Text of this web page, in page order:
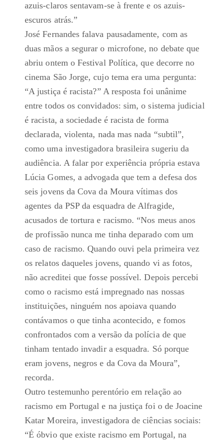
azuis-claros sentavam-se à frente e os azuis-
escuros atrás.”
José Fernandes falava pausadamente, com as
duas mãos a segurar o microfone, no debate que
abriu ontem o Festival Política, que decorre no
cinema São Jorge, cujo tema era uma pergunta:
“A justiça é racista?” A resposta foi unânime
entre todos os convidados: sim, o sistema judicial
é racista, a sociedade é racista de forma
declarada, violenta, nada mas nada “subtil”,
como uma investigadora brasileira sugeriu da
audiência. A falar por experiência própria estava
Lúcia Gomes, a advogada que tem a defesa dos
seis jovens da Cova da Moura vítimas dos
agentes da PSP da esquadra de Alfragide,
acusados de tortura e racismo. “Nos meus anos
de profissão nunca me tinha deparado com um
caso de racismo. Quando ouvi pela primeira vez
os relatos daqueles jovens, quando vi as fotos,
não acreditei que fosse possível. Depois percebi
como o racismo está impregnado nas nossas
instituições, ninguém nos apoiava quando
contávamos o que tinha acontecido, e fomos
confrontados com a versão da polícia de que
tinham tentado invadir a esquadra. Só porque
eram jovens, negros e da Cova da Moura”,
recorda.
Outro testemunho perentório em relação ao
racismo em Portugal e na justiça foi o de Joacine
Katar Moreira, investigadora de ciências sociais:
“É óbvio que existe racismo em Portugal, na